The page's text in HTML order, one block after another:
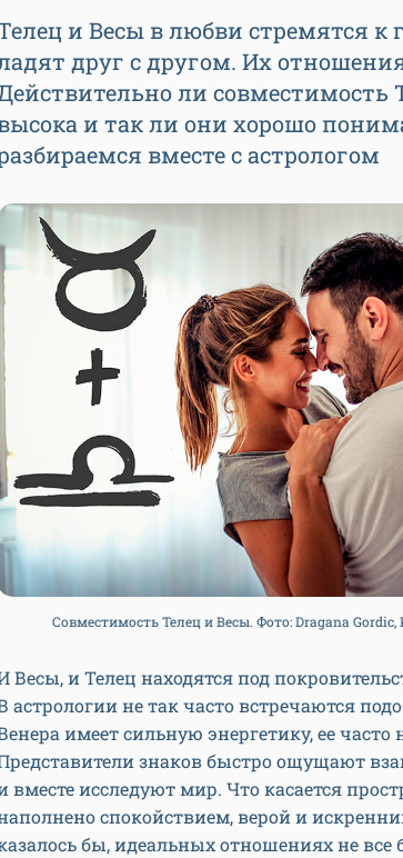
и Весы в любви стремятся
друг с другом. Их
ли совместимость
и так ли они хорошо
вместе с астрологом
Совместимость Телец и Весы. Фото: Dragana
Весы, и Телец находятся под
астрологии не так часто встречаются
имеет сильную энергетику, ее
знаков быстро ощущают
вместе исследуют мир. Что касается
спокойствием, верой и
бы, идеальных отношениях не